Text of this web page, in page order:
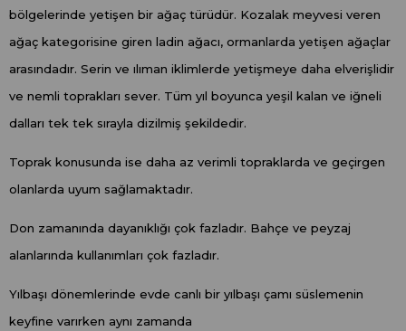
bölgelerinde yetişen bir ağaç türüdür. Kozalak meyvesi veren
ağaç kategorisine giren ladin ağacı, ormanlarda yetişen ağaçlar
arasındadır. Serin ve ılıman iklimlerde yetişmeye daha elverişlidir
ve nemli toprakları sever. Tüm yıl boyunca yeşil kalan ve iğneli
dalları tek tek sırayla dizilmiş şekildedir.
Toprak konusunda ise daha az verimli topraklarda ve geçirgen
olanlarda uyum sağlamaktadır.
Don zamanında dayanıklığı çok fazladır. Bahçe ve peyzaj
alanlarında kullanımları çok fazladır.
Yılbaşı dönemlerinde evde canlı bir yılbaşı çamı süslemenin
keyfine varırken aynı zamanda